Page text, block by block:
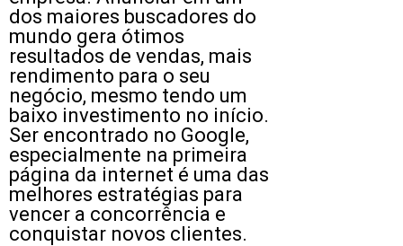
dos maiores buscadores do
mundo gera ótimos
resultados de vendas, mais
rendimento para o seu
negócio, mesmo tendo um
baixo investimento no início.
Ser encontrado no Google,
especialmente na primeira
página da internet é uma das
melhores estratégias para
vencer a concorrência e
conquistar novos clientes.